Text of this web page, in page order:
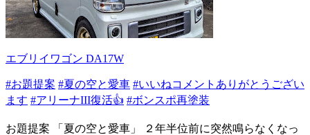
エブリイワゴン DA17W
#お題提案 #夏の空と愛車 #いいねコメントありがとうござい
ます #アリーナIII復活👍 #ボンスポ再塗装
お題提案 「夏の空と愛車」 ２年半位前に突然鳴らなくなっ